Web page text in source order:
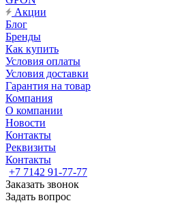
Акции
Блог
Бренды
Как купить
Условия оплаты
Условия доставки
Гарантия на товар
Компания
О компании
Новости
Контакты
Реквизиты
Контакты
+7 7142 91-77-77
Заказать звонок
Задать вопрос